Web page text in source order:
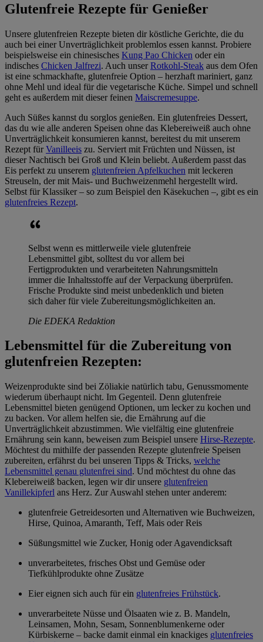
Glutenfreie Rezepte für Genießer
Unsere glutenfreien Rezepte bieten dir köstliche Gerichte, die du
auch bei einer Unverträglichkeit problemlos essen kannst. Probiere
beispielsweise ein chinesisches Kung Pao Chicken oder ein
indisches Chicken Jalfrezi. Auch unserRotkohl-Steak aus dem Ofen
ist eine schmackhafte, glutenfreie Option – herzhaft mariniert, ganz
ohne Mehl und ideal für die vegetarische Küche. Simpel und schnell
geht es außerdem mit dieser feinen Maiscremesuppe.
Auch Süßes kannst du sorglos genießen. Ein glutenfreies Dessert,
das du wie alle anderen Speisen ohne das Klebereiweiß auch ohne
Unverträglichkeit konsumieren kannst, bereitest du mit unserem
Rezept fürVanilleeis zu. Serviert mit Früchten und Nüssen, ist
dieser Nachtisch bei Groß und Klein beliebt. Außerdem passt das
Eis perfekt zu unserem glutenfreien Apfelkuchen mit leckeren
Streuseln, der mit Mais- und Buchweizenmehl hergestellt wird.
Selbst für Klassiker – so zum Beispiel den Käsekuchen –, gibt es ein
glutenfreies Rezept.
Selbst wenn es mittlerweile viele glutenfreie
Lebensmittel gibt, solltest du vor allem bei
Fertigprodukten und verarbeiteten Nahrungsmitteln
immer die Inhaltsstoffe auf der Verpackung überprüfen.
Frische Produkte sind meist unbedenklich und bieten
sich daher für viele Zubereitungsmöglichkeiten an.
Die EDEKA Redaktion
Lebensmittel für die Zubereitung von
glutenfreien Rezepten:
Weizenprodukte sind bei Zöliakie natürlich tabu, Genussmomente
wiederum überhaupt nicht. Im Gegenteil. Denn glutenfreie
Lebensmittel bieten genügend Optionen, um lecker zu kochen und
zu backen. Vor allem helfen sie, die Ernährung auf die
Unverträglichkeit abzustimmen. Wie vielfältig eine glutenfreie
Ernährung sein kann, beweisen zum Beispiel unsere Hirse-Rezepte.
Möchtest du mithilfe der passenden Rezepte glutenfreie Speisen
zubereiten, erfährst du bei unseren Tipps & Tricks, welche
Lebensmittel genau glutenfrei sind. Und möchtest du ohne das
Klebereiweiß backen, legen wir dir unsere glutenfreien
Vanillekipferl ans Herz. Zur Auswahl stehen unter anderem:
glutenfreie Getreidesorten und Alternativen wie Buchweizen,
Hirse, Quinoa, Amaranth, Teff, Mais oder Reis
Süßungsmittel wie Zucker, Honig oder Agavendicksaft
unverarbeitetes, frisches Obst und Gemüse oder
Tiefkühlprodukte ohne Zusätze
Eier eignen sich auch für ein glutenfreies Frühstück.
unverarbeitete Nüsse und Ölsaaten wie z. B. Mandeln,
Leinsamen, Mohn, Sesam, Sonnenblumenkerne oder
Kürbiskerne – backe damit einmal ein knackiges glutenfreies